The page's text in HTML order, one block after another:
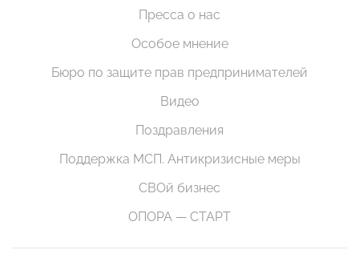
Пресса о нас
Особое мнение
Бюро по защите прав предпринимателей
Видео
Поздравления
Поддержка МСП. Антикризисные меры
СВОй бизнес
ОПОРА — СТАРТ